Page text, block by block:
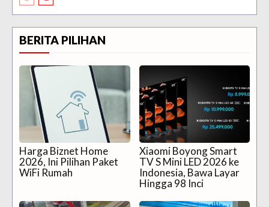
BERITA PILIHAN
Harga Biznet Home
2026, Ini Pilihan Paket
WiFi Rumah
Xiaomi Boyong Smart
TV S Mini LED 2026 ke
Indonesia, Bawa Layar
Hingga 98 Inci